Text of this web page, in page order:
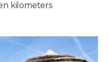
kilometers